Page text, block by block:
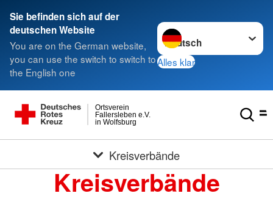
Sie befinden sich auf der
deutschen Website
You are on the German website,
you can use the switch to switch to
the English one
Sprache wechseln zu
Alles klar
in Wolfsburg
Fallersleben e.V.
Ortsverein
Kreisverbände
Kreisverbände